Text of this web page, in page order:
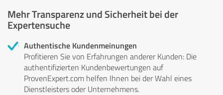
Mehr Transparenz und Sicherheit bei der
Expertensuche
Authentische Kundenmeinungen
Profitieren Sie von Erfahrungen anderer Kunden: Die
authentifizierten Kundenbewertungen auf
ProvenExpert.com helfen Ihnen bei der Wahl eines
Dienstleisters oder Unternehmens.